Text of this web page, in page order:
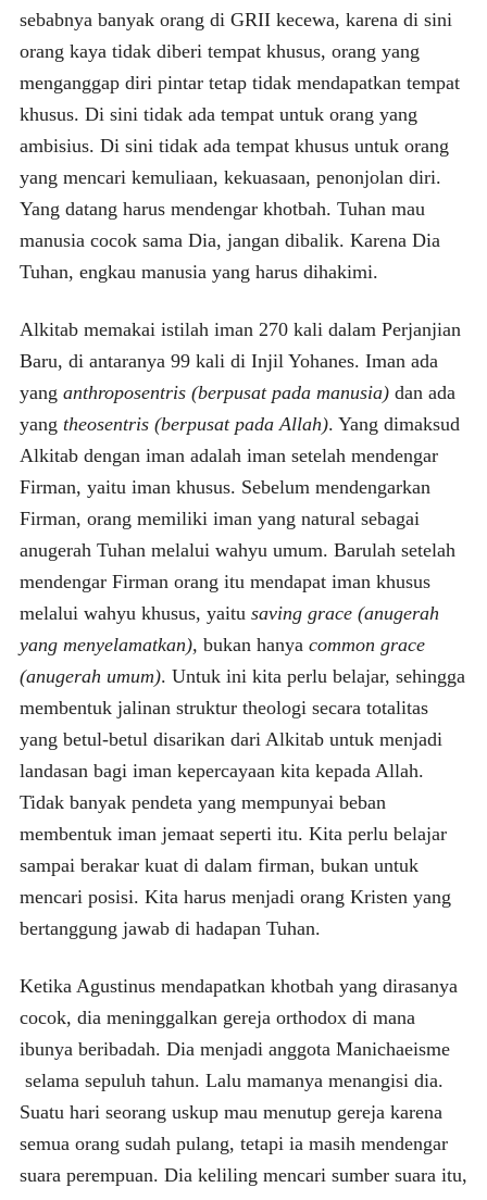
sebabnya banyak orang di GRII kecewa, karena di sini
orang kaya tidak diberi tempat khusus, orang yang
menganggap diri pintar tetap tidak mendapatkan tempat
khusus. Di sini tidak ada tempat untuk orang yang
ambisius. Di sini tidak ada tempat khusus untuk orang
yang mencari kemuliaan, kekuasaan, penonjolan diri.
Yang datang harus mendengar khotbah. Tuhan mau
manusia cocok sama Dia, jangan dibalik. Karena Dia
Tuhan, engkau manusia yang harus dihakimi.
Alkitab memakai istilah iman 270 kali dalam Perjanjian
Baru, di antaranya 99 kali di Injil Yohanes. Iman ada
yang anthroposentris (berpusat pada manusia) dan ada
yang theosentris (berpusat pada Allah). Yang dimaksud
Alkitab dengan iman adalah iman setelah mendengar
Firman, yaitu iman khusus. Sebelum mendengarkan
Firman, orang memiliki iman yang natural sebagai
anugerah Tuhan melalui wahyu umum. Barulah setelah
mendengar Firman orang itu mendapat iman khusus
melalui wahyu khusus, yaitu saving grace (anugerah
yang menyelamatkan), bukan hanya common grace
(anugerah umum). Untuk ini kita perlu belajar, sehingga
membentuk jalinan struktur theologi secara totalitas
yang betul-betul disarikan dari Alkitab untuk menjadi
landasan bagi iman kepercayaan kita kepada Allah.
Tidak banyak pendeta yang mempunyai beban
membentuk iman jemaat seperti itu. Kita perlu belajar
sampai berakar kuat di dalam firman, bukan untuk
mencari posisi. Kita harus menjadi orang Kristen yang
bertanggung jawab di hadapan Tuhan.
Ketika Agustinus mendapatkan khotbah yang dirasanya
cocok, dia meninggalkan gereja orthodox di mana
ibunya beribadah. Dia menjadi anggota Manichaeisme
selama sepuluh tahun. Lalu mamanya menangisi dia.
Suatu hari seorang uskup mau menutup gereja karena
semua orang sudah pulang, tetapi ia masih mendengar
suara perempuan. Dia keliling mencari sumber suara itu,